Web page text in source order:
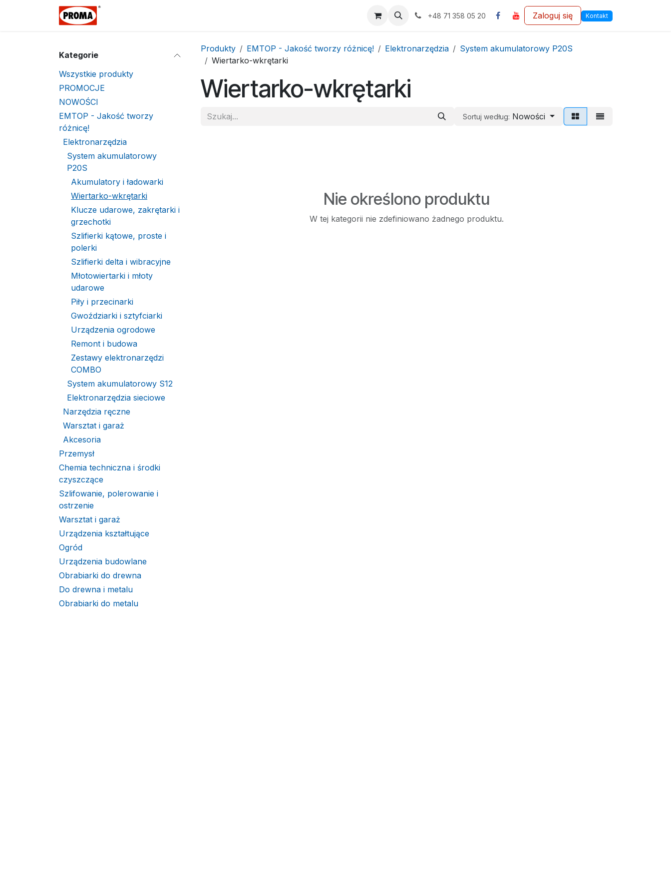
Przejdź do zawartości
Kategorie Pomoc
+48 71 358 05 20 Zaloguj się Kontakt
Kategorie
Wszystkie produkty
PROMOCJE
NOWOŚCI
EMTOP - Jakość tworzy
różnicę!
Elektronarzędzia
System akumulatorowy
P20S
Akumulatory i ładowarki
Wiertarko-wkrętarki
Klucze udarowe, zakrętarki i
grzechotki
Szlifierki kątowe, proste i
polerki
Szlifierki delta i wibracyjne
Młotowiertarki i młoty
udarowe
Piły i przecinarki
Gwoździarki i sztyfciarki
Urządzenia ogrodowe
Remont i budowa
Zestawy elektronarzędzi
COMBO
System akumulatorowy S12
Elektronarzędzia sieciowe
Narzędzia ręczne
Warsztat i garaż
Akcesoria
Przemysł
Chemia techniczna i środki
czyszczące
Szlifowanie, polerowanie i
ostrzenie
Warsztat i garaż
Urządzenia kształtujące
Ogród
Urządzenia budowlane
Obrabiarki do drewna
Do drewna i metalu
Obrabiarki do metalu
Produkty EMTOP - Jakość tworzy różnicę! Elektronarzędzia
System akumulatorowy P20S
Wiertarko-wkrętarki
Wiertarko-wkrętarki
Sortuj według: Nowości
Nie określono produktu
W tej kategorii nie zdefiniowano żadnego produktu.